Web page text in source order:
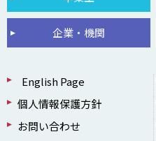
企業・機関
English Page
個人情報保護方針
お問い合わせ